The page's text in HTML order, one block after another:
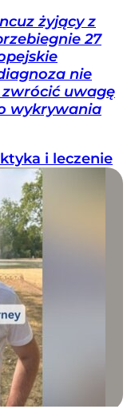
żyjący z
27
nie
uwagę
wykrywania
i leczenie